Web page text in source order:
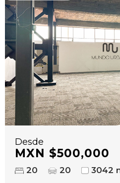
Desde
MXN $500,000
20 20 3042